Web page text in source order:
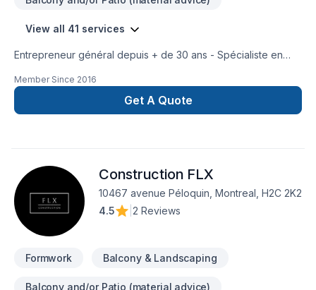
concept à la réalisation.
View all 41 services
Entrepreneur général depuis + de 30 ans - Spécialiste en
est axée sur la qualité et au service à la
clientèle. Recommande toujours les meilleurs fournisseurs de
matériaux pour optimiser la qualité de votre construction.
Member Since 2016
Get A Quote
Construction FLX
10467 avenue Péloquin, Montreal, H2C 2K2
4.5
2 Reviews
Formwork Balcony & Landscaping
Balcony and/or Patio (material advice)